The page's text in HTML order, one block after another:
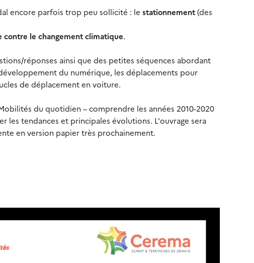
encore parfois trop peu sollicité : le stationnement(des
contre le changement climatique.
réponses ainsi que des petites séquences abordant
du numérique, les déplacements pour
de déplacement en voiture.
du quotidien – comprendre les années 2010-2020
les tendances et principales évolutions. L'ouvrage sera
en version papier très prochainement.